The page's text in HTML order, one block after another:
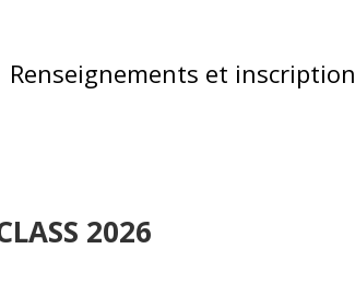
Renseignements et inscription
2026